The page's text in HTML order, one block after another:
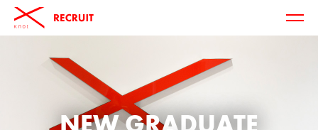
knot
RECRUIT